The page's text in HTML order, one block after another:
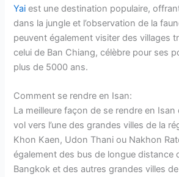
Yai est une destination populaire,
dans la jungle et l’observation de la
peuvent également visiter des villages
celui de Ban Chiang, célèbre pour ses
plus de 5000 ans.
Comment se rendre en Isan:
La meilleure façon de se rendre en
vol vers l’une des grandes villes de la
Khon Kaen, Udon Thani ou Nakhon
également des bus de longue distance
Bangkok et des autres grandes villes